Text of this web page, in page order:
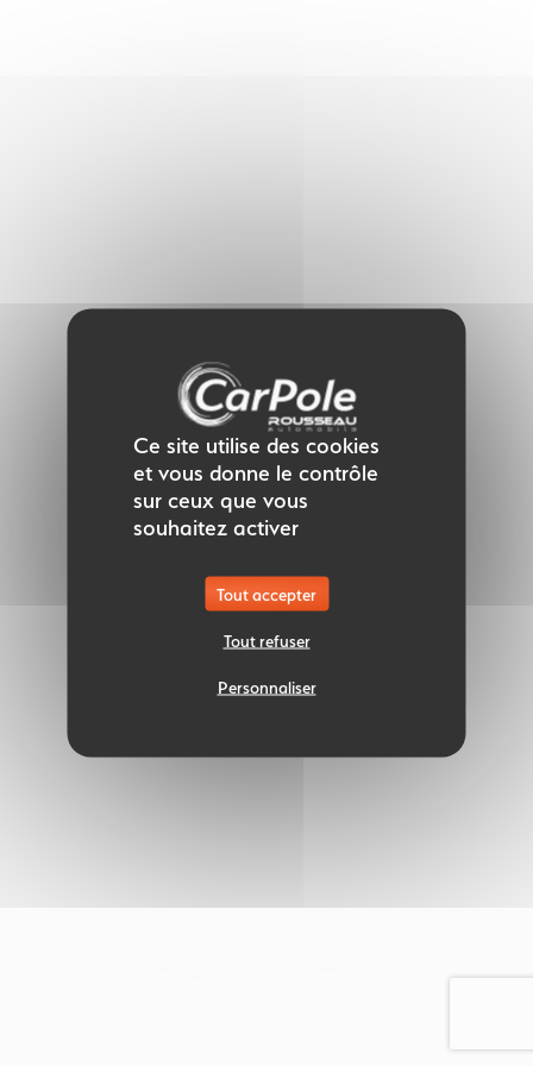
Ce site utilise des cookies
et vous donne le contrôle
sur ceux que vous
souhaitez activer
Tout accepter
Tout refuser
Personnaliser